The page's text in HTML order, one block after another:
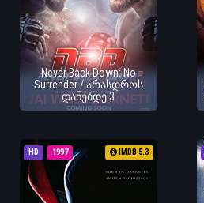
Never Back Down: No
Surrender / არასდროს
დანებდე 3
HD 1997 IMDB 5.3